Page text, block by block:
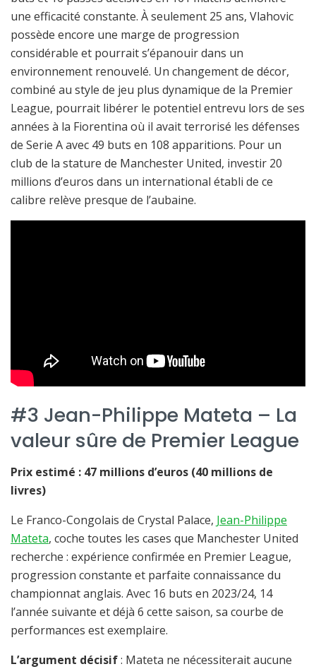
une efficacité constante. À seulement 25 ans, Vlahovic
possède encore une marge de progression
considérable et pourrait s’épanouir dans un
environnement renouvelé. Un changement de décor,
combiné au style de jeu plus dynamique de la Premier
League, pourrait libérer le potentiel entrevu lors de ses
années à la Fiorentina où il avait terrorisé les défenses
de Serie A avec 49 buts en 108 apparitions. Pour un
club de la stature de Manchester United, investir 20
millions d’euros dans un international établi de ce
calibre relève presque de l’aubaine.
#3 Jean-Philippe Mateta – La
valeur sûre de Premier League
Prix estimé : 47 millions d’euros (40 millions de
livres)
Le Franco-Congolais de Crystal Palace, Jean-Philippe
Mateta, coche toutes les cases que Manchester United
recherche : expérience confirmée en Premier League,
progression constante et parfaite connaissance du
championnat anglais. Avec 16 buts en 2023/24, 14
l’année suivante et déjà 6 cette saison, sa courbe de
performances est exemplaire.
L’argument décisif: Mateta ne nécessiterait aucune